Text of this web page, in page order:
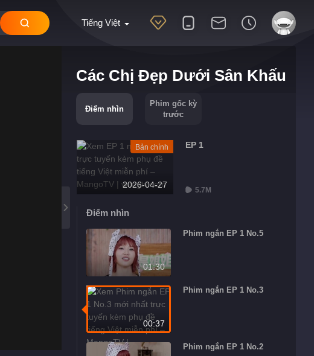
Tiếng Việt
Các Chị Đẹp Dưới Sân Khấu
Điểm nhìn
Phim gốc kỳ
trước
2026-04-27
Bản chính EP 1
5.7M
Điểm nhìn
01:30
Phim ngắn EP 1 No.5
00:37
Phim ngắn EP 1 No.3
Phim ngắn EP 1 No.2